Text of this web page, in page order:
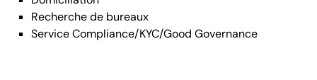
Recherche de bureaux
Service Compliance/KYC/Good Governance